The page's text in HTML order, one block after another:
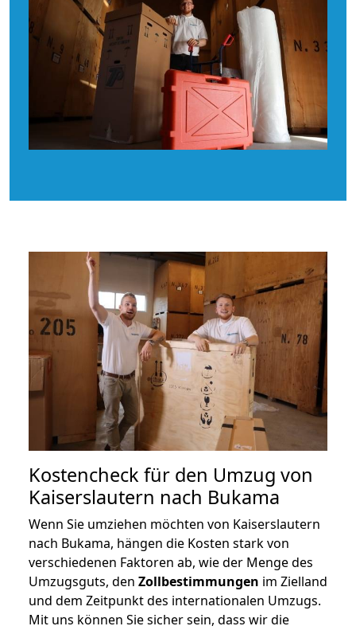
Kostencheck für den Umzug von
Kaiserslautern nach Bukama
Wenn Sie umziehen möchten von Kaiserslautern
nach Bukama, hängen die Kosten stark von
verschiedenen Faktoren ab, wie der Menge des
Umzugsguts, den Zollbestimmungen im Zielland
und dem Zeitpunkt des internationalen Umzugs.
Mit uns können Sie sicher sein, dass wir die